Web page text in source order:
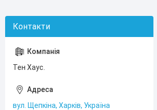
Тен Хаус.
вул. Щепкіна, Харків, Україна